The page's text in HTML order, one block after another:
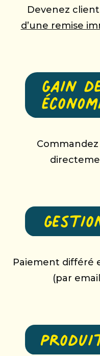
Devenez
d’une remise
Paiement différé
(par